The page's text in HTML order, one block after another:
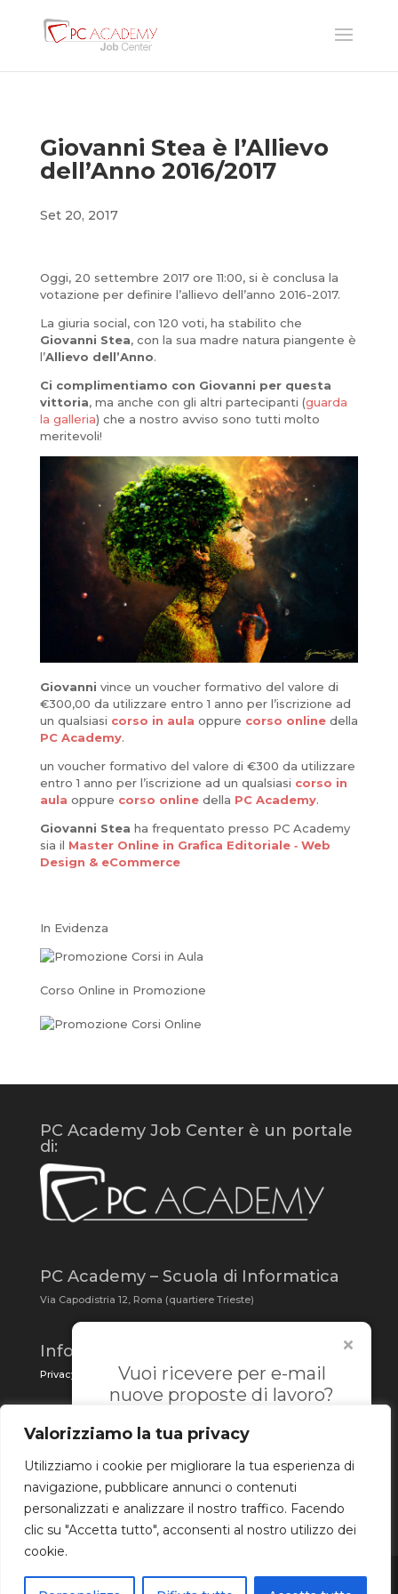
Valorizziamo la tua privacy
Utilizziamo i cookie per migliorare la tua esperienza di
navigazione, pubblicare annunci o contenuti
personalizzati e analizzare il nostro traffico. Facendo
clic su "Accetta tutto", acconsenti al nostro utilizzo dei
cookie.
Giovanni Stea è l’Allievo
dell’Anno 2016/2017
Set 20, 2017
Oggi, 20 settembre 2017 ore 11:00, si è conclusa la
votazione per definire l’allievo dell’anno 2016-2017.
La giuria social, con 120 voti, ha stabilito che
Giovanni Stea, con la sua madre natura piangente è
l’Allievo dell’Anno.
Ci complimentiamo con Giovanni per questa
vittoria, ma anche con gli altri partecipanti (guarda
la galleria) che a nostro avviso sono tutti molto
meritevoli!
Giovanni vince un voucher formativo del valore di
€300,00 da utilizzare entro 1 anno per l’iscrizione ad
un qualsiasi corso in aula oppure corso onlinedella
PC Academy.
un voucher formativo del valore di €300 da utilizzare
entro 1 anno per l’iscrizione ad un qualsiasi corso in
aula oppure corso onlinedella PC Academy.
Giovanni Stea ha frequentato presso PC Academy
sia il Master Online in Grafica Editoriale ‐ Web
Design & eCommerce
In Evidenza
Corso Online in Promozione
PC Academy Job Center è un portale
di:
PC Academy – Scuola di Informatica
Via Capodistria 12, Roma (quartiere Trieste)
Informativa alla privacy
Privacy Policy/ Cookie Policy
Pc Academy sui Social Network
© 2015 LAVORO PC ACADEMY - P.I. 08875251004 | TUTTI I
Vuoi ricevere per e-mail
nuove proposte di lavoro?
Accetto l'informativa sulla